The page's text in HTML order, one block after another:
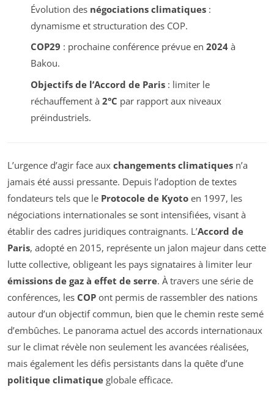
Évolution des négociations climatiques:
dynamisme et structuration des COP.
COP29 : prochaine conférence prévue en 2024à
Bakou.
Objectifs de l’Accord de Paris: limiter le
réchauffement à 2°C par rapport aux niveaux
préindustriels.
L’urgence d’agir face aux changements climatiques n’a
jamais été aussi pressante. Depuis l’adoption de textes
fondateurs tels que le Protocole de Kyoto en 1997, les
négociations internationales se sont intensifiées, visant à
établir des cadres juridiques contraignants. L’Accord de
Paris, adopté en 2015, représente un jalon majeur dans cette
lutte collective, obligeant les pays signataires à limiter leur
émissions de gaz à effet de serre. À travers une série de
conférences, les COP ont permis de rassembler des nations
autour d’un objectif commun, bien que le chemin reste semé
d’embûches. Le panorama actuel des accords internationaux
sur le climat révèle non seulement les avancées réalisées,
mais également les défis persistants dans la quête d’une
politique climatique globale efficace.